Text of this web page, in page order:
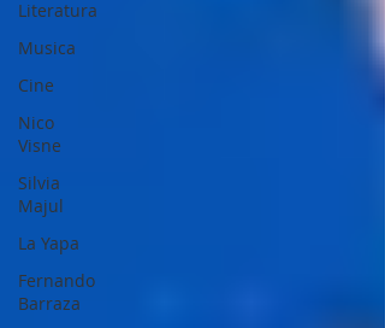
Literatura
Musica
Cine
Nico
Visne
Silvia
Majul
La Yapa
Fernando
Barraza